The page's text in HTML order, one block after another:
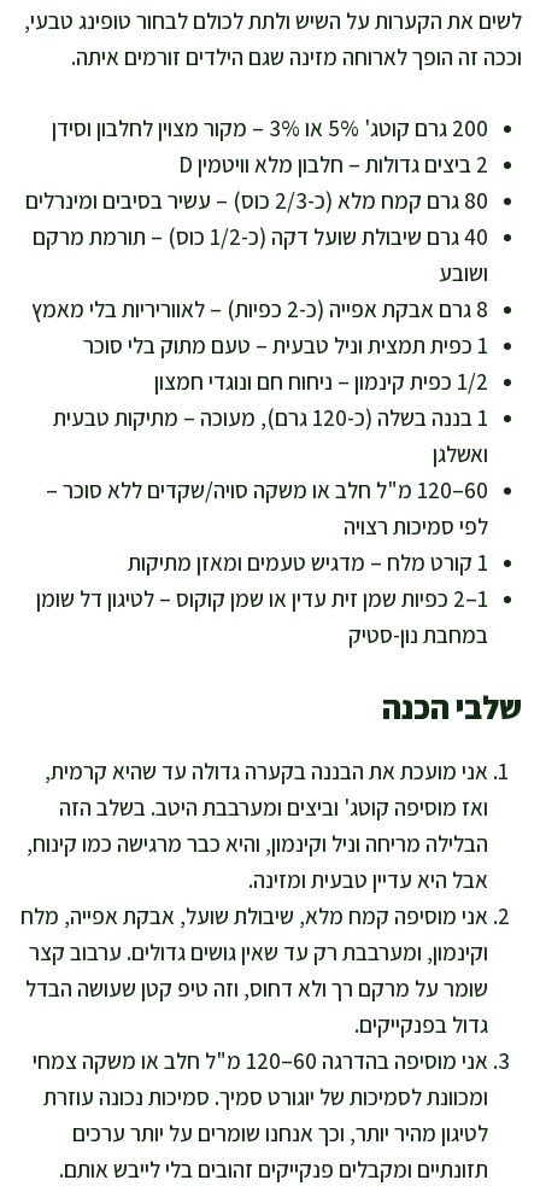
לשים את הקערות על השיש ולתת לכולם לבחור טופינג טבעי,
וככה זה הופך לארוחה מזינה שגם הילדים זורמים איתה.
200 גרם קוטג' 5% או 3% – מקור מצוין לחלבון וסידן
2 ביצים גדולות – חלבון מלא וויטמין D
80 גרם קמח מלא (כ-2/3 כוס) – עשיר בסיבים ומינרלים
40 גרם שיבולת שועל דקה (כ-1/2 כוס) – תורמת מרקם
ושובע
8 גרם אבקת אפייה (כ-2 כפיות) – לאווריריות בלי מאמץ
1 כפית תמצית וניל טבעית – טעם מתוק בלי סוכר
1/2 כפית קינמון – ניחוח חם ונוגדי חמצון
1 בננה בשלה (כ-120 גרם), מעוכה – מתיקות טבעית
ואשלגן
60–120 מ"ל חלב או משקה סויה/שקדים ללא סוכר –
לפי סמיכות רצויה
1 קורט מלח – מדגיש טעמים ומאזן מתיקות
1–2 כפיות שמן זית עדין או שמן קוקוס – לטיגון דל שומן
במחבת נון-סטיק
שלבי הכנה
אני מועכת את הבננה בקערה גדולה עד שהיא קרמית,
ואז מוסיפה קוטג' וביצים ומערבבת היטב. בשלב הזה
הבלילה מריחה וניל וקינמון, והיא כבר מרגישה כמו קינוח,
אבל היא עדיין טבעית ומזינה.
אני מוסיפה קמח מלא, שיבולת שועל, אבקת אפייה, מלח
וקינמון, ומערבבת רק עד שאין גושים גדולים. ערבוב קצר
שומר על מרקם רך ולא דחוס, וזה טיפ קטן שעושה הבדל
גדול בפנקייקים.
אני מוסיפה בהדרגה 60–120 מ"ל חלב או משקה צמחי
ומכוונת לסמיכות של יוגורט סמיך. סמיכות נכונה עוזרת
לטיגון מהיר יותר, וכך אנחנו שומרים על יותר ערכים
תזונתיים ומקבלים פנקייקים זהובים בלי לייבש אותם.